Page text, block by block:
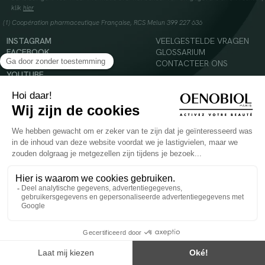
klik hier
(1) Coopération pharmaceutique Française, RCS Melun 399 227 636
INSTAGRAM
FACEBOOK
TIKTOK
YOUTUBE
VEELGESTELDE VRAGEN
GLOSSARIUM
CONTACTEER ONS
Voedingssupplement dat moet worden geconsumeerd als onderdeel van een gevarieerde,
evenwichtige voeding en een gezonde levensstijl. Aanbevolen dagelijkse dosis niet
overschrijden. Enkel voor volwassenen, buiten het bereik van kinderen houden.